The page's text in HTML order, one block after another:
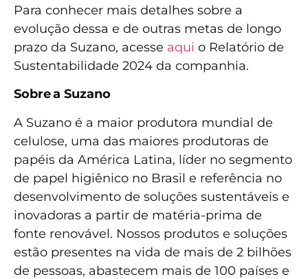
Para conhecer mais detalhes sobre a
evolução dessa e de outras metas de longo
prazo da Suzano, acesse aqui o Relatório de
Sustentabilidade 2024 da companhia.
Sobre a Suzano
A Suzano é a maior produtora mundial de
celulose, uma das maiores produtoras de
papéis da América Latina, líder no segmento
de papel higiênico no Brasil e referência no
desenvolvimento de soluções sustentáveis e
inovadoras a partir de matéria-prima de
fonte renovável. Nossos produtos e soluções
estão presentes na vida de mais de 2 bilhões
de pessoas, abastecem mais de 100 países e